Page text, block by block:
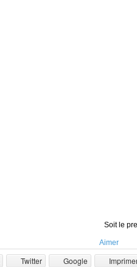
Soit le
Aimer
Twitter Google